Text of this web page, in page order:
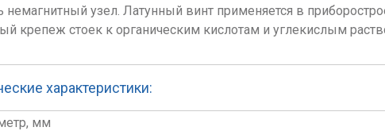
немагнитный узел. Латунный винт применяется в
крепеж стоек к органическим кислотам и углекислым
характеристики:
мм